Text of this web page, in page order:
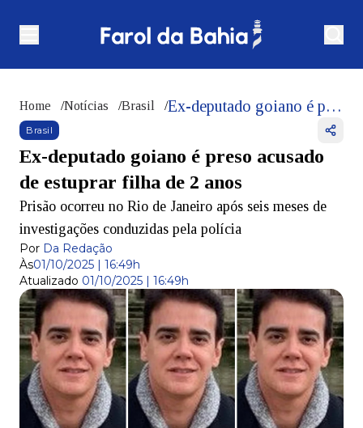
Home /Notícias /Brasil / Ex-deputado goiano é preso acusado de estuprar filha de 2 anos
Brasil
Ex-deputado goiano é preso acusado
de estuprar filha de 2 anos
Prisão ocorreu no Rio de Janeiro após seis meses de
investigações conduzidas pela polícia
Por Da Redação
Às01/10/2025 | 16:49h
Atualizado 01/10/2025 | 16:49h